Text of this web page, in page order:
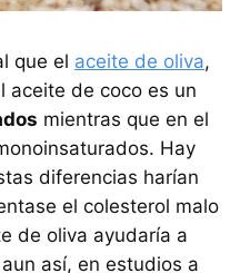
que el aceite de oliva,
aceite de coco es un
mientras que en el
Hay
diferencias harían
el colesterol malo
de oliva ayudaría a
así, en estudios a